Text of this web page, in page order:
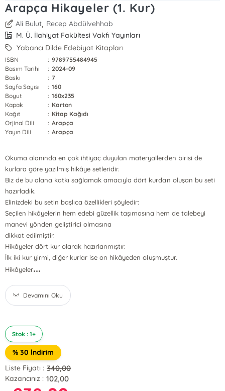
Arapça Hikayeler (1. Kur)
Ali Bulut, Recep Abdülvehhab
M. Ü. İlahiyat Fakültesi Vakfı Yayınları
Yabancı Dilde Edebiyat Kitapları
ISBN : 9789755484945
Basım Tarihi
: 2024-09
Baskı
: 7
Sayfa Sayısı
: 160
Boyut
: 160x235
Kapak
: Karton
Kağıt
: Kitap Kağıdı
Orjinal Dili
: Arapça
Yayın Dili
: Arapça
Okuma alanında en çok ihtiyaç duyulan materyallerden birisi de
kurlara göre yazılmış hikâye setleridir.
Biz de bu alana katkı sağlamak amacıyla dört kurdan oluşan bu seti
hazırladık.
Elinizdeki bu setin başlıca özellikleri şöyledir:
Seçilen hikâyelerin hem edebi güzellik taşımasına hem de talebeyi
manevi yönden geliştirici olmasına
dikkat edilmiştir.
Hikâyeler dört kur olarak hazırlanmıştır.
İlk iki kur yirmi, diğer kurlar ise on hikâyeden oluşmuştur.
Hikâyeler...
Devamını Oku
Stok : 1+
% 30 İndirim
Liste Fiyatı : 340,00
Kazancınız : 102,00